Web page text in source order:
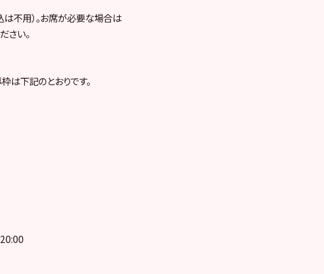
不用）。お席が必要な場合は
さい。
は下記のとおりです。